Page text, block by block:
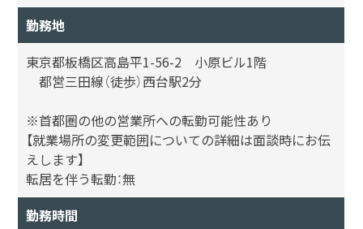
勤務地
東京都板橋区高島平1-56-2 小原ビル1階
都営三田線（徒歩）西台駅2分
※首都圏の他の営業所への転勤可能性あり
【就業場所の変更範囲についての詳細は面談時にお伝
えします】
転居を伴う転勤：無
勤務時間